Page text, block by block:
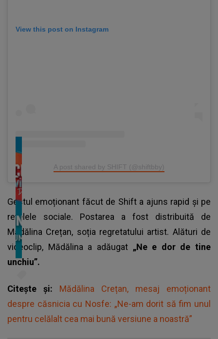
View this post on Instagram
A post shared by SHIFT (@shiftbby)
Gestul emoționant făcut de Shift a ajuns rapid și pe
rețelele sociale. Postarea a fost distribuită de
Mădălina Crețan, soția regretatului artist. Alături de
videoclip, Mădălina a adăugat „Ne e dor de tine
unchiu”.
Citește și: Mădălina Crețan, mesaj emoționant
despre căsnicia cu Nosfe: „Ne-am dorit să fim unul
pentru celălalt cea mai bună versiune a noastră”